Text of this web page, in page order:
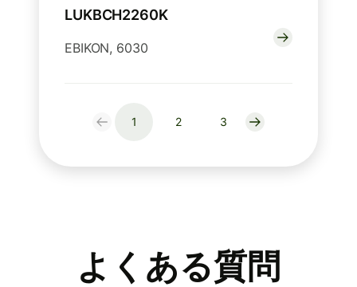
LUKBCH2260K
EBIKON, 6030
1 2 3
よくある質問